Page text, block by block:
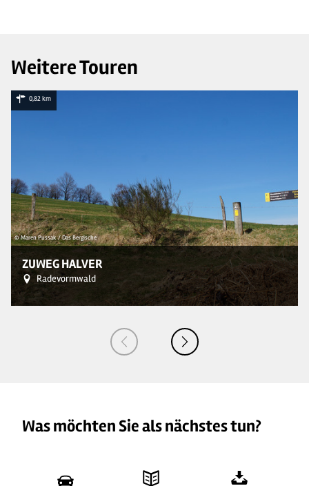
Weitere Touren
0,82 km
© Maren Pussak / Das Bergische
ZUWEG HALVER
Radevormwald
Was möchten Sie als nächstes tun?